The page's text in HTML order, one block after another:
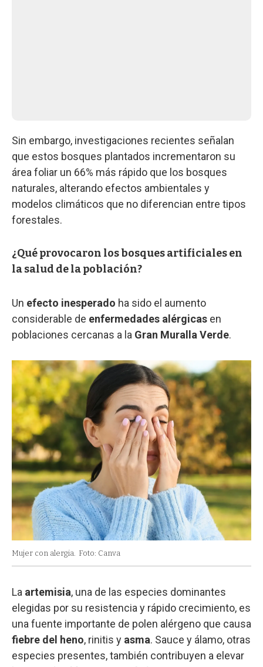
Sin embargo, investigaciones recientes señalan
que estos bosques plantados incrementaron su
área foliar un 66% más rápido que los bosques
naturales, alterando efectos ambientales y
modelos climáticos que no diferencian entre tipos
forestales.
¿Qué provocaron los bosques artificiales en
la salud de la población?
Un efecto inesperado ha sido el aumento
considerable de enfermedades alérgicas en
poblaciones cercanas a la Gran Muralla Verde.
Mujer con alergia. Foto: Canva
La artemisia, una de las especies dominantes
elegidas por su resistencia y rápido crecimiento, es
una fuente importante de polen alérgeno que causa
fiebre del heno, rinitis y asma. Sauce y álamo, otras
especies presentes, también contribuyen a elevar